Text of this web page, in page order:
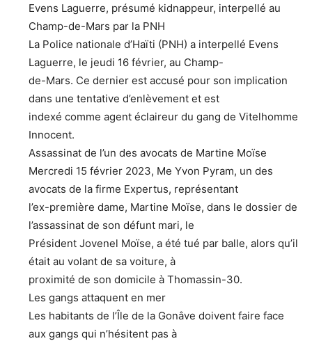
Evens Laguerre, présumé kidnappeur, interpellé au
Champ-de-Mars par la PNH
La Police nationale d’Haïti (PNH) a interpellé Evens
Laguerre, le jeudi 16 février, au Champ-
de-Mars. Ce dernier est accusé pour son implication
dans une tentative d’enlèvement et est
indexé comme agent éclaireur du gang de Vitelhomme
Innocent.
Assassinat de l’un des avocats de Martine Moïse
Mercredi 15 février 2023, Me Yvon Pyram, un des
avocats de la firme Expertus, représentant
l’ex-première dame, Martine Moïse, dans le dossier de
l’assassinat de son défunt mari, le
Président Jovenel Moïse, a été tué par balle, alors qu’il
était au volant de sa voiture, à
proximité de son domicile à Thomassin-30.
Les gangs attaquent en mer
Les habitants de l’Île de la Gonâve doivent faire face
aux gangs qui n’hésitent pas à